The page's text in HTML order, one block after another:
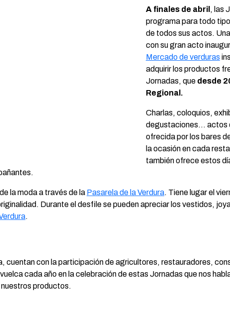
A finales de abril , las
programa para todo
de todos sus actos.
con su gran acto
Mercado de verduras
adquirir los productos
Jornadas, que desde
Regional.
Charlas, coloquios,
degustaciones… actos
ofrecida por los bares
la ocasión en cada
también ofrece estos
la moda a través de la Pasarela de la Verdura. Tiene lugar el
Durante el desfile se pueden apreciar los vestidos,
.
cuentan con la participación de agricultores, restauradores,
cada año en la celebración de estas Jornadas que nos
nuestros productos.